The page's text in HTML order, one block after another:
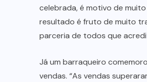
celebrada, é motivo de muito
resultado é fruto de muito
parceria de todos que
Já um barraqueiro
vendas. “As vendas